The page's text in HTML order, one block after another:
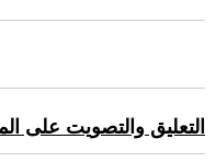
التعليق والتصويت على